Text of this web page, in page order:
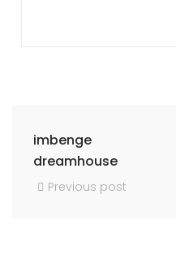
imbenge
dreamhouse
Previous post